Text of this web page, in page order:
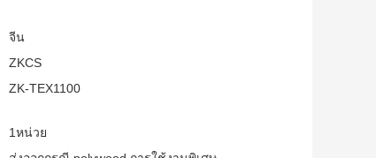
จีน
ZKCS
ZK-TEX1100
1หน่วย